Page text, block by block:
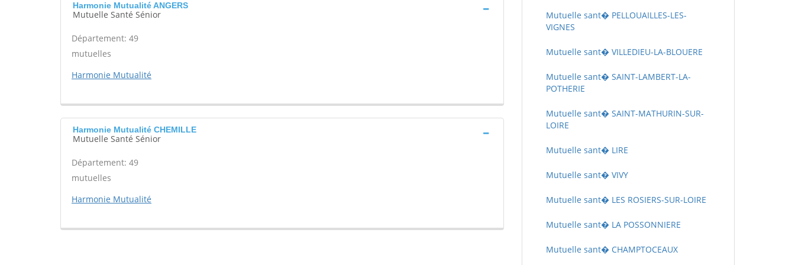
Harmonie Mutualité ANGERS
Mutuelle Santé Sénior
Département: 49
mutuelles
Harmonie Mutualité
Harmonie Mutualité CHEMILLE
Mutuelle Santé Sénior
Département: 49
mutuelles
Harmonie Mutualité
Mutuelle sant� PELLOUAILLES-LES-
VIGNES
Mutuelle sant� VILLEDIEU-LA-BLOUERE
Mutuelle sant� SAINT-LAMBERT-LA-
POTHERIE
Mutuelle sant� SAINT-MATHURIN-SUR-
LOIRE
Mutuelle sant� LIRE
Mutuelle sant� VIVY
Mutuelle sant� LES ROSIERS-SUR-LOIRE
Mutuelle sant� LA POSSONNIERE
Mutuelle sant� CHAMPTOCEAUX